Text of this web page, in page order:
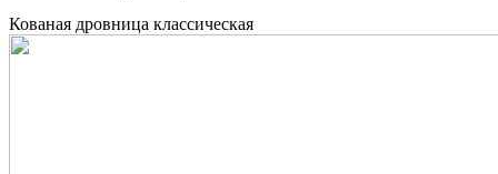
Кованая дровница классическая